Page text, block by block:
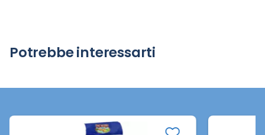
Potrebbe interessarti